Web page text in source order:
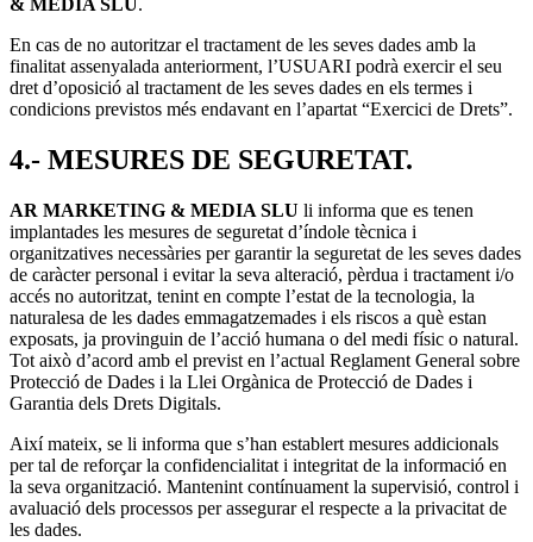
& MEDIA SLU.
En cas de no autoritzar el tractament de les seves dades amb la
finalitat assenyalada anteriorment, l’USUARI podrà exercir el seu
dret d’oposició al tractament de les seves dades en els termes i
condicions previstos més endavant en l’apartat “Exercici de Drets”.
4.- MESURES DE SEGURETAT.
AR MARKETING & MEDIA SLU li informa que es tenen
implantades les mesures de seguretat d’índole tècnica i
organitzatives necessàries per garantir la seguretat de les seves dades
de caràcter personal i evitar la seva alteració, pèrdua i tractament i/o
accés no autoritzat, tenint en compte l’estat de la tecnologia, la
naturalesa de les dades emmagatzemades i els riscos a què estan
exposats, ja provinguin de l’acció humana o del medi físic o natural.
Tot això d’acord amb el previst en l’actual Reglament General sobre
Protecció de Dades i la Llei Orgànica de Protecció de Dades i
Garantia dels Drets Digitals.
Així mateix, se li informa que s’han establert mesures addicionals
per tal de reforçar la confidencialitat i integritat de la informació en
la seva organització. Mantenint contínuament la supervisió, control i
avaluació dels processos per assegurar el respecte a la privacitat de
les dades.